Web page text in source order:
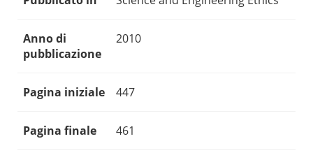
Anno di
pubblicazione
2010
Pagina iniziale 447
Pagina finale 461